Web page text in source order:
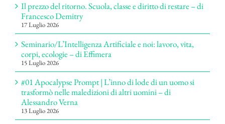
Il prezzo del ritorno. Scuola, classe e diritto di restare – di
Francesco Demitry
17 Luglio 2026
Seminario/L’Intelligenza Artificiale e noi: lavoro, vita,
corpi, ecologie – di Effimera
15 Luglio 2026
#01 Apocalypse Prompt | L’inno di lode di un uomo si
trasformò nelle maledizioni di altri uomini – di
Alessandro Verna
13 Luglio 2026